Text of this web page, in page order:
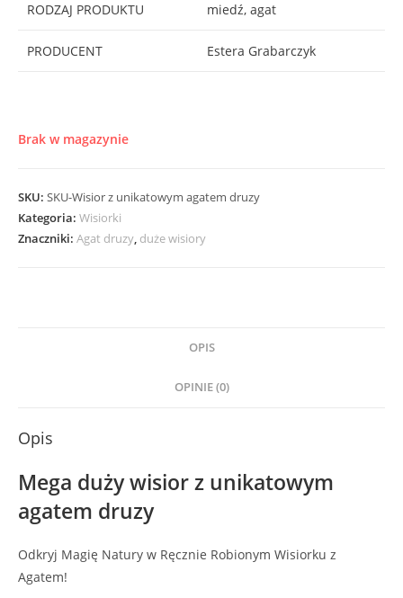
RODZAJ PRODUKTU miedź, agat
PRODUCENT Estera Grabarczyk
Brak w magazynie
SKU: SKU-Wisior z unikatowym agatem druzy
Kategoria: Wisiorki
Znaczniki: Agat druzy, duże wisiory
OPIS
OPINIE (0)
Opis
Mega duży wisior z unikatowym
agatem druzy
Odkryj Magię Natury w Ręcznie Robionym Wisiorku z
Agatem!